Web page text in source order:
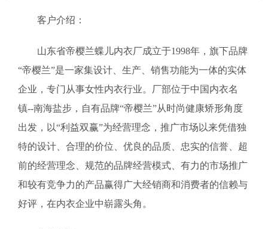
客户介绍：
山东省帝樱兰蝶儿内衣厂成立于1998年，旗下品牌
“帝樱兰”是一家集设计、生产、销售功能为一体的实体
企业，专门从事女性内衣行业。厂部位于中国内衣名
镇--南海盐步，自有品牌“帝樱兰”从时尚健康矫形角度
出发，以“利益双赢”为经营理念，推广市场以来凭借独
特的设计、合理的价位、优良的品质、忠实的信誉、超
前的经营理念、规范的品牌经营模式、有力的市场推广
和较有竞争力的产品赢得广大经销商和消费者的信赖与
好评，在内衣企业中崭露头角。